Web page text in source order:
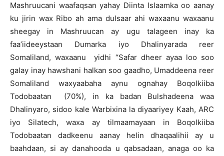
Mashruucani waafaqsan yahay Diinta Islaamka oo aanay
ku jirin wax Ribo ah ama dulsaar ahi waxaanu waxaanu
sheegay in Mashruucan ay ugu talageen inay ka
faa’iideeystaan Dumarka iyo Dhalinyarada reer
Somaliland, waxaanu yidhi “Safar dheer ayaa loo soo
galay inay hawshani halkan soo gaadho, Umaddeena reer
Somaliland waxyaabaha aynu ognahay Boqolkiiba
Todobaatan (70%), in ka badan Bulshadeena waa
Dhalinyaro, sidoo kale Warbixina la diyaariyey Kaah, ARC
iyo Silatech, waxa ay tilmaamayaan in Boqolkiiba
Todobaatan dadkeenu aanay helin dhaqaalihii ay u
baahdaan, si ay danahooda u qabsadaan, anaga oo ka